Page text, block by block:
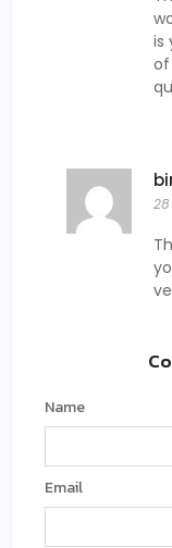
is
of
Name
Email